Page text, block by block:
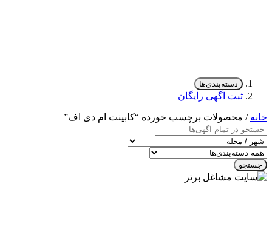
دسته‌بندی‌ها
ثبت اگهی رایگان
خانه / محصولات برچسب خورده “کابینت ام دی اف”
جستجو